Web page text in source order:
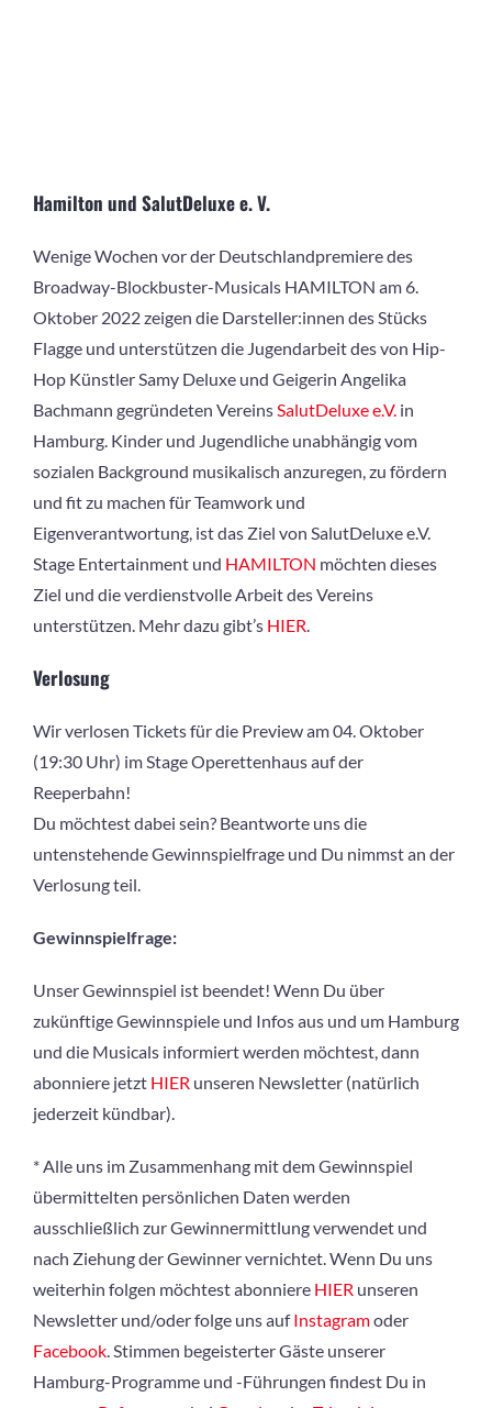
Hamilton und SalutDeluxe e. V.
Wenige Wochen vor der Deutschlandpremiere des
Broadway-Blockbuster-Musicals HAMILTON am 6.
Oktober 2022 zeigen die Darsteller:innen des Stücks
Flagge und unterstützen die Jugendarbeit des von Hip-
Hop Künstler Samy Deluxe und Geigerin Angelika
Bachmann gegründeten VereinsSalutDeluxe e.V.in
Hamburg. Kinder und Jugendliche unabhängig vom
sozialen Background musikalisch anzuregen, zu fördern
und fit zu machen für Teamwork und
Eigenverantwortung, ist das Ziel von SalutDeluxe e.V.
Stage Entertainment und HAMILTON möchten dieses
Ziel und die verdienstvolle Arbeit des Vereins
unterstützen. Mehr dazu gibt’s HIER.
Verlosung
Wir verlosen Tickets für die Preview am 04. Oktober
(19:30 Uhr) im Stage Operettenhaus auf der
Reeperbahn!
Du möchtest dabei sein? Beantworte uns die
untenstehende Gewinnspielfrage und Du nimmst an der
Verlosung teil.
Gewinnspielfrage:
Unser Gewinnspiel ist beendet! Wenn Du über
zukünftige Gewinnspiele und Infos aus und um Hamburg
und die Musicals informiert werden möchtest, dann
abonniere jetzt HIER unseren Newsletter (natürlich
jederzeit kündbar).
* Alle uns im Zusammenhang mit dem Gewinnspiel
übermittelten persönlichen Daten werden
ausschließlich zur Gewinnermittlung verwendet und
nach Ziehung der Gewinner vernichtet. Wenn Du uns
weiterhin folgen möchtest abonniere HIER unseren
Newsletter und/oder folge uns aufInstagramoder
Facebook. Stimmen begeisterter Gäste unserer
Hamburg-Programme und -Führungen findest Du in